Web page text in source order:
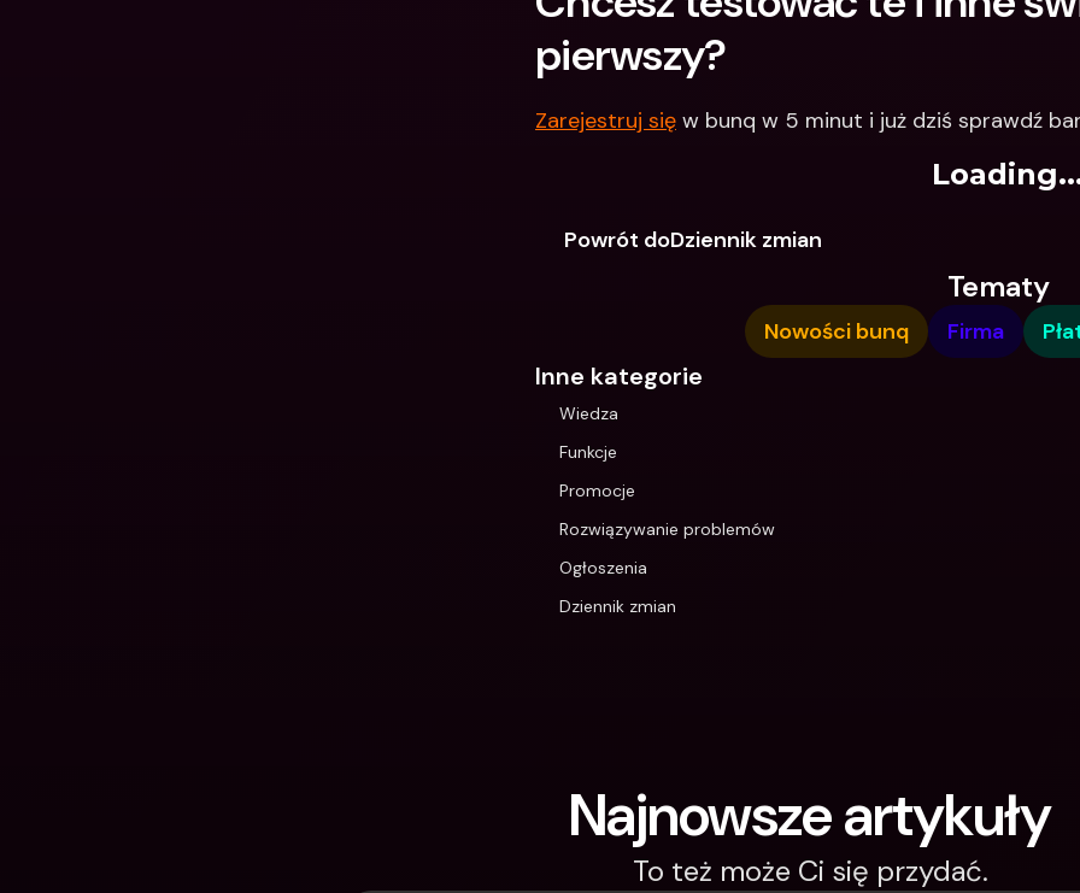
pierwszy?
Zarejestruj się w bunq w 5 minut i już dziś sprawdź
Powrót doDziennik zmian
Tematy
Nowości bunq Firma
Inne kategorie
Wiedza
Funkcje
Promocje
Rozwiązywanie problemów
Ogłoszenia
Dziennik zmian
Najnowsze artykuły
To też może Ci się przydać.